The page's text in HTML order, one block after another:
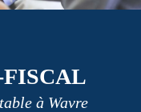
FISCAL
à Wavre